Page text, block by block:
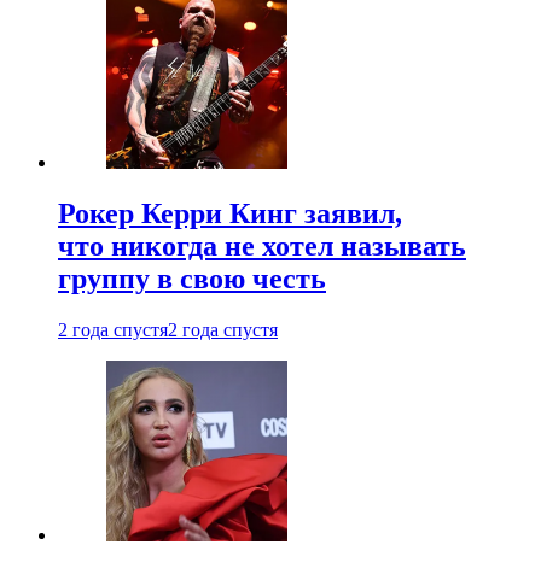
Рокер Керри Кинг заявил,
что никогда не хотел называть
группу в свою честь
2 года спустя2 года спустя